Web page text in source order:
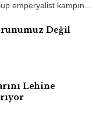
emperyalist kampın...
Değil
Lehine